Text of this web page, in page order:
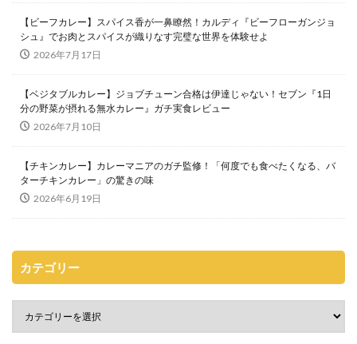
【ビーフカレー】スパイス香が一鼻瞭然！カルディ『ビーフローガンジョ
シュ』でお肉とスパイスが織りなす完璧な世界を体験せよ
2026年7月17日
【ベジタブルカレー】ジョブチューン合格は伊達じゃない！セブン『1日
分の野菜が摂れる無水カレー』ガチ実食レビュー
2026年7月10日
【チキンカレー】カレーマニアのガチ監修！「何度でも食べたくなる、バ
ターチキンカレー」の驚きの味
2026年6月19日
カテゴリー